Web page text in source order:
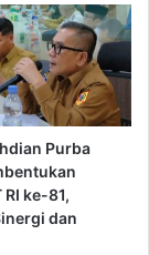
Purba
RI ke-81,
dan